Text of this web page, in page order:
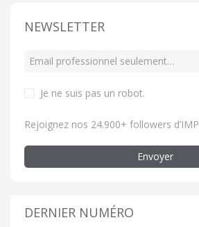
NEWSLETTER
Je ne suis pas un robot.
Rejoignez nos 24.900+ followers d’IMP
Envoyer
DERNIER NUMÉRO